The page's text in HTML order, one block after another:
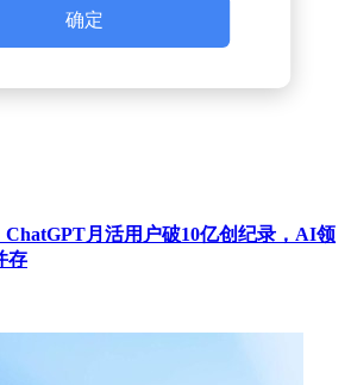
确定
ChatGPT月活用户破10亿创纪录，AI领
存